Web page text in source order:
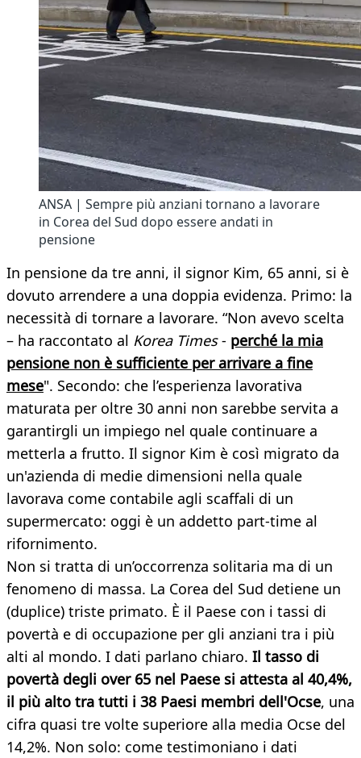
ANSA | Sempre più anziani tornano a lavorare
in Corea del Sud dopo essere andati in
pensione
In pensione da tre anni, il signor Kim, 65 anni, si è
dovuto arrendere a una doppia evidenza. Primo: la
necessità di tornare a lavorare. “Non avevo scelta
– ha raccontato al Korea Times- perché la mia
pensione non è sufficiente per arrivare a fine
mese". Secondo: che l’esperienza lavorativa
maturata per oltre 30 anni non sarebbe servita a
garantirgli un impiego nel quale continuare a
metterla a frutto. Il signor Kim è così migrato da
un'azienda di medie dimensioni nella quale
lavorava come contabile agli scaffali di un
supermercato: oggi è un addetto part-time al
rifornimento.
Non si tratta di un’occorrenza solitaria ma di un
fenomeno di massa. La Corea del Sud detiene un
(duplice) triste primato. È il Paese con i tassi di
povertà e di occupazione per gli anziani tra i più
alti al mondo. I dati parlano chiaro. Il tasso di
povertà degli over 65 nel Paese si attesta al 40,4%,
il più alto tra tutti i 38 Paesi membri dell'Ocse, una
cifra quasi tre volte superiore alla media Ocse del
14,2%. Non solo: come testimoniano i dati